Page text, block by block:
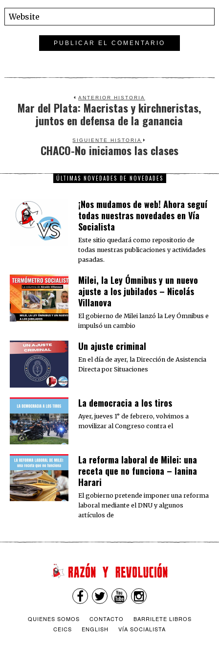
ANTERIOR HISTORIA
Previous
post:
Mar del Plata: Macristas y kirchneristas,
juntos en defensa de la ganancia
SIGUIENTE HISTORIA
Next
CHACO-No iniciamos las clases
ÚLTIMAS NOVEDADES DE NOVEDADES
¡Nos mudamos de web! Ahora seguí
todas nuestras novedades en Vía
Socialista
Este sitio quedará como repositorio de
todas nuestras publicaciones y actividades
pasadas.
Milei, la Ley Ómnibus y un nuevo
ajuste a los jubilados – Nicolás
Villanova
El gobierno de Milei lanzó la Ley Ómnibus e
impulsó un cambio
Un ajuste criminal
En el día de ayer, la Dirección de Asistencia
Directa por Situaciones
La democracia a los tiros
Ayer, jueves 1° de febrero, volvimos a
movilizar al Congreso contra el
La reforma laboral de Milei: una
receta que no funciona – Ianina
Harari
El gobierno pretende imponer una reforma
laboral mediante el DNU y algunos
artículos de
QUIENES SOMOS CONTACTO
BARRILETE LIBROS
CEICS
ENGLISH VÍA SOCIALISTA